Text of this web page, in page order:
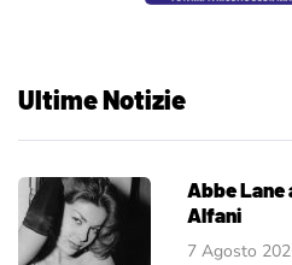
Ultime Notizie
Abbe Lane
Alfani
7 Agosto